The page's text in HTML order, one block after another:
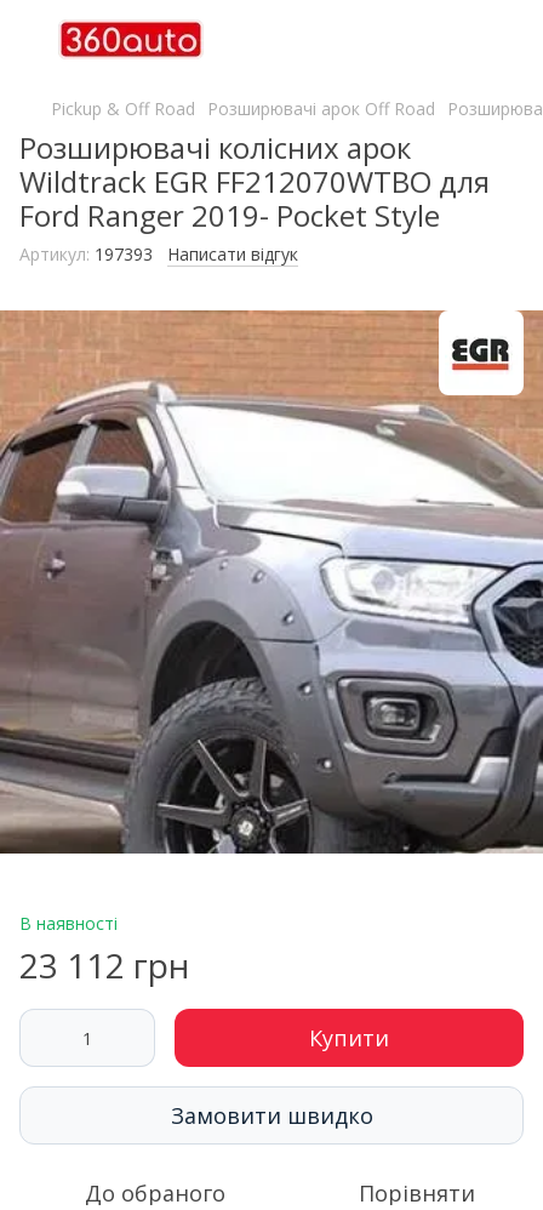
Pickup & Off Road Розширювачі арок Off Road
Розширювачі колісних арок
Wildtrack EGR FF212070WTBO для
Ford Ranger 2019- Pocket Style
Артикул: 197393 Написати відгук
В наявності
23 112 грн
Купити
Замовити швидко
До обраного Порівняти